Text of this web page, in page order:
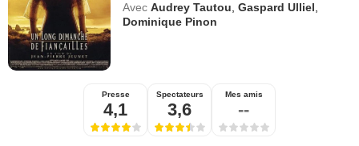
Avec Audrey Tautou ,Gaspard Ulliel
Dominique Pinon
Presse
4,1
Spectateurs
3,6
Mes amis
--